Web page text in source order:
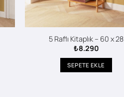
5 Raflı Kitaplık – 60 x 28
₺8.290
SEPETE EKLE